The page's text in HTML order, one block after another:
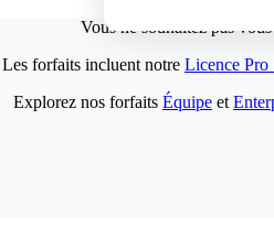
Vous ne souhaitez pas
Les forfaits incluent notre Licence Pro
Explorez nos forfaits Équipe et